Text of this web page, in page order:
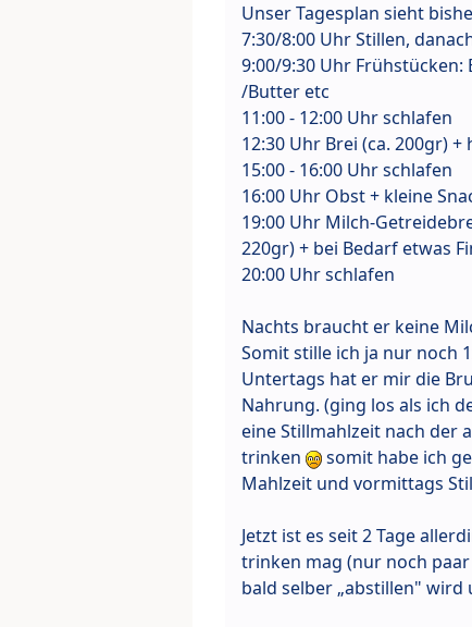
Unser Tagesplan sieht
7:30/8:00 Uhr Stillen,
9:00/9:30 Uhr
/Butter etc
11:00 - 12:00 Uhr schlafen
12:30 Uhr Brei (ca. 200gr)
15:00 - 16:00 Uhr schlafen
16:00 Uhr Obst + kleine
19:00 Uhr Milch-
220gr) + bei Bedarf etwas
20:00 Uhr schlafen
Nachts braucht er keine
Somit stille ich ja nur noch
Untertags hat er mir die
Nahrung. (ging los als ich
eine Stillmahlzeit nach der
trinken
somit habe ich
Mahlzeit und vormittags
Jetzt ist es seit 2 Tage
trinken mag (nur noch
bald selber „abstillen"